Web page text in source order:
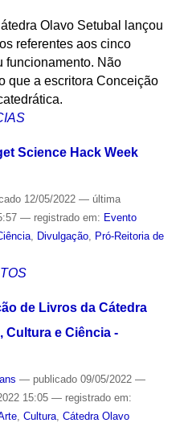
Olavo Setubal lançou
referentes aos cinco
funcionamento. Não
que a escritora Conceição
Science Hack Week
12/05/2022 — última
— registrado em: Evento
, Divulgação, Pró-Reitoria de
de Livros da Cátedra
Cultura e Ciência -
— publicado09/05/2022 —
15:05 — registrado em:
, Cultura, Cátedra Olavo